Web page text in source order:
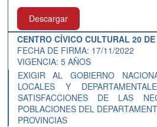
Descargar
CENTRO CÍVICO CULTURAL 20
FECHA DE FIRMA: 17/11/2022
VIGENCIA: 5 AÑOS
EXIGIR AL GOBIERNO
LOCALES Y
SATISFACCIONES DE LAS
POBLACIONES DEL
PROVINCIAS